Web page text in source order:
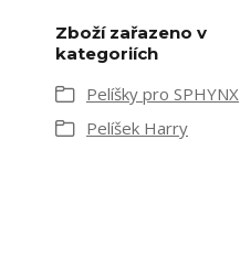
Zboží zařazeno v
kategoriích
Pelíšky pro SPHYNX
Pelíšek Harry